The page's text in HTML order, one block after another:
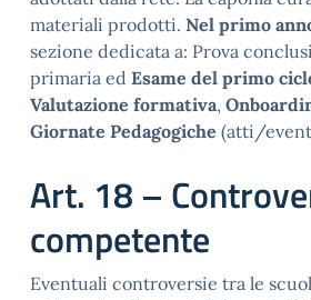
materiali prodotti. Nel primo
sezione dedicata a: Prova
primaria ed Esame del primo
Valutazione formativa,
Giornate Pedagogiche (atti/
Art. 18 –
competente
Eventuali controversie tra le